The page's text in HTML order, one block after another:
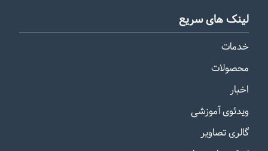
لینک های سریع
خدمات
محصولات
اخبار
ویدئوی آموزشی
گالری تصاویر